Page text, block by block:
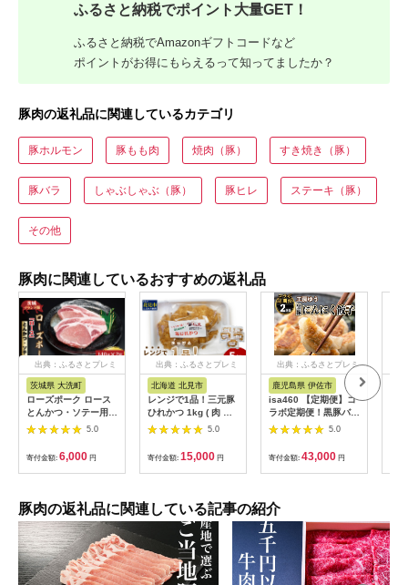
ふるさと納税でポイント大量GET！
ふるさと納税でAmazonギフトコードなど
ポイントがお得にもらえるって知ってましたか？
豚肉の返礼品に関連しているカテゴリ
豚ホルモン 豚もも肉 焼肉（豚） すき焼き（豚）
豚バラ しゃぶしゃぶ（豚） 豚ヒレ ステーキ（豚）
その他
豚肉に関連しているおすすめの返礼品
出典：ふるさとプレミ
茨城県 大洗町
ローズポーク ロース
とんかつ・ソテー用
約280g (140g×2枚) (
茨城県共通返礼品・茨
城県産 ) ブランド豚
茨城 国産 豚肉 冷凍
とんかつ ソテー
5.0
寄付金額: 6,000 円
出典：ふるさとプレミ
北海道 北見市
レンジで1品！三元豚
ひれかつ 1kg ( 肉 豚
肉 ヒレ 揚げ物 総菜
冷凍 簡単調理 )【136-
5.0
寄付金額: 15,000 円
出典：ふるさとプレミ
アム
鹿児島県 伊佐市
isa460 【定期便】コ
ラボ定期便！黒豚バラ
エティー定期便 (全3
回) 定期便 コラボ定期
便 黒豚 豚 ぶた ロー
ス バラ スライス 生餃
子 冷凍食品 おつまみ
キョーミート株式会
社・工房ゆう】
5.0
寄付金額: 43,000 円
豚肉の返礼品に関連している記事の紹介